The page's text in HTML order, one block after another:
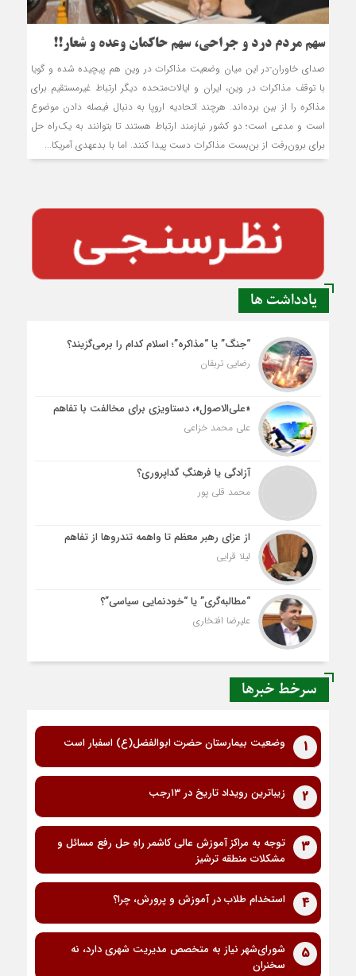
سهم مردم درد و جراحی، سهم حاکمان وعده و شعار!!
صدای خاوران-در این میان وضعیت مذاکرات در وین هم پیچیده شده و گویا
با توقف مذاکرات در وین، ایران و ایالات‌متحده دیگر ارتباط غیرمستقیم برای
مذاکره را از بین برده‌اند. هرچند اتحادیه اروپا به دنبال فیصله دادن موضوع
است و مدعی است؛ دو کشور نیازمند ارتباط هستند تا بتوانند به یک‌راه حل
برای برون‌رفت از بن‌بست مذاکرات دست پیدا کنند. اما با بدعهدی آمریکا...
یادداشت ها
“جنگ” یا “مذاکره”؛ اسلام کدام را برمی‌گزیند؟
رضایی تربقان
«علی‌الاصول»، دستاویزی برای مخالفت با تفاهم
علی محمد خزاعی
آزادگی یا فرهنگِ گداپروری؟
محمد قلی پور
از عزای رهبر معظم تا واهمه تندروها از تفاهم
لیلا قرایی
“مطالبه‌گری” یا “خودنمایی سیاسی”؟
علیرضا افتخاری
سرخط خبرها
1 وضعیت بیمارستان حضرت ابوالفضل(ع) اسفبار است
2 زیباترین رویداد تاریخ در ۱۳رجب
3
توجه به مراکز آموزش عالی کاشمر راهِ حل رفع مسائل و
مشکلات منطقه ترشیز
4 استخدام طلاب در آموزش و پرورش، چرا؟
5
شورای‌شهر نیاز به متخصص مدیریت شهری دارد، نه
سخنران